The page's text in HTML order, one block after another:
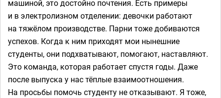
машиной, это достойно почтения. Есть примеры
и в электролизном отделении: девочки работают
на тяжёлом производстве. Парни тоже добиваются
успехов. Когда к ним приходят мои нынешние
студенты, они подхватывают, помогают, наставляют.
Это команда, которая работает спустя годы. Даже
после выпуска у нас тёплые взаимоотношения.
На просьбы помочь студенту не отказывают. Я тоже,